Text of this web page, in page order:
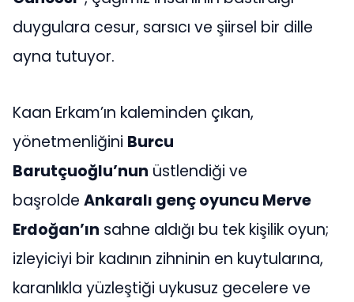
duygulara cesur, sarsıcı ve şiirsel bir dille
ayna tutuyor.
Kaan Erkam’ın kaleminden çıkan,
yönetmenliğini Burcu
Barutçuoğlu’nun üstlendiği ve
başrolde Ankaralı genç oyuncu Merve
Erdoğan’ın sahne aldığı bu tek kişilik oyun;
izleyiciyi bir kadının zihninin en kuytularına,
karanlıkla yüzleştiği uykusuz gecelere ve